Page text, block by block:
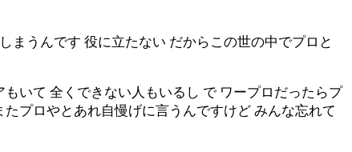
まうんです 役に立たない だからこの世の中でプロと
いて 全くできない人もいるし で ワープロだったらプ
プロやとあれ自慢げに言うんですけど みんな忘れて